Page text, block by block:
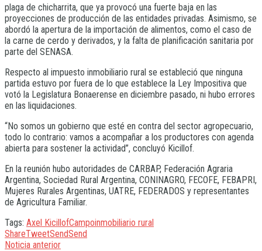
plaga de chicharrita, que ya provocó una fuerte baja en las
proyecciones de producción de las entidades privadas. Asimismo, se
abordó la apertura de la importación de alimentos, como el caso de
la carne de cerdo y derivados, y la falta de planificación sanitaria por
parte del SENASA.
Respecto al impuesto inmobiliario rural se estableció que ninguna
partida estuvo por fuera de lo que establece la Ley Impositiva que
votó la Legislatura Bonaerense en diciembre pasado, ni hubo errores
en las liquidaciones.
“No somos un gobierno que esté en contra del sector agropecuario,
todo lo contrario: vamos a acompañar a los productores con agenda
abierta para sostener la actividad”, concluyó Kicillof.
En la reunión hubo autoridades de CARBAP, Federación Agraria
Argentina, Sociedad Rural Argentina, CONINAGRO, FECOFE, FEBAPRI,
Mujeres Rurales Argentinas, UATRE, FEDERADOS y representantes
de Agricultura Familiar.
Tags: Axel KicillofCampoinmobiliario rural
ShareTweetSendSend
Noticia anterior